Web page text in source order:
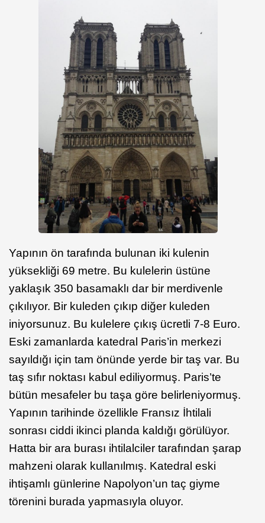
Yapının ön tarafında bulunan iki kulenin
yüksekliği 69 metre. Bu kulelerin üstüne
yaklaşık 350 basamaklı dar bir merdivenle
çıkılıyor. Bir kuleden çıkıp diğer kuleden
iniyorsunuz. Bu kulelere çıkış ücretli 7-8 Euro.
Eski zamanlarda katedral Paris’in merkezi
sayıldığı için tam önünde yerde bir taş var. Bu
taş sıfır noktası kabul ediliyormuş. Paris’te
bütün mesafeler bu taşa göre belirleniyormuş.
Yapının tarihinde özellikle Fransız İhtilali
sonrası ciddi ikinci planda kaldığı görülüyor.
Hatta bir ara burası ihtilalciler tarafından şarap
mahzeni olarak kullanılmış. Katedral eski
ihtişamlı günlerine Napolyon’un taç giyme
törenini burada yapmasıyla oluyor.